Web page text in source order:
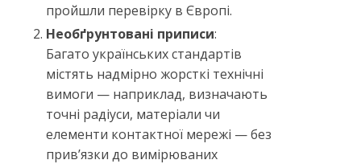
пройшли перевірку в Європі.
Необґрунтовані приписи:
Багато українських стандартів
містять надмірно жорсткі технічні
вимоги — наприклад, визначають
точні радіуси, матеріали чи
елементи контактної мережі — без
прив’язки до вимірюваних